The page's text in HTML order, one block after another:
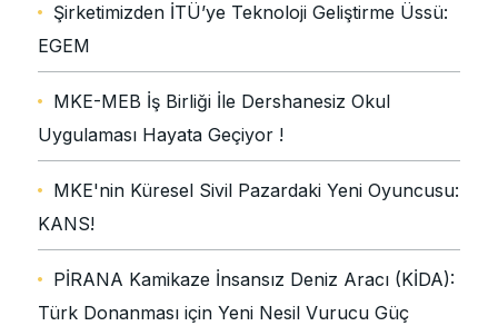
Şirketimizden İTÜ’ye Teknoloji Geliştirme Üssü:
EGEM
MKE-MEB İş Birliği İle Dershanesiz Okul
Uygulaması Hayata Geçiyor !
MKE'nin Küresel Sivil Pazardaki Yeni Oyuncusu:
KANS!
PİRANA Kamikaze İnsansız Deniz Aracı (KİDA):
Türk Donanması için Yeni Nesil Vurucu Güç